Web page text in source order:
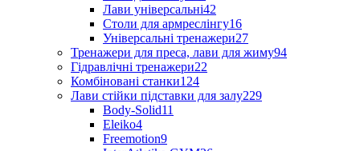
Лави універсальні42
Столи для армреслінгу16
Універсальні тренажери27
Тренажери для преса, лави для жиму94
Гідравлічні тренажери22
Комбіновані станки124
Лави стійки підставки для залу229
Body-Solid11
Eleiko4
Freemotion9